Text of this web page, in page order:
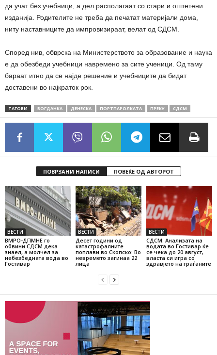
да учат без учебници, а дел располагаат со стари и оштетени
изданија. Родителите не треба да печатат материјали дома,
ниту наставниците да импровизираат, велат од СДСМ.
Според нив, обврска на Министерството за образование и наука
е да обезбеди учебници навремено за сите ученици. Од таму
бараат итно да се најде решение и учебниците да бидат
доставени во најкраток рок.
ТАГОВИ БОГДАНКА ДЕНЕСКА ПОРТПАРОЛКАТА ПРЕКУ СДСМ
ПОВРЗАНИ НАПИСИ ПОВЕЌЕ ОД АВТОРОТ
ВЕСТИ
ВМРО-ДПМНЕ го
обвини СДСМ дека
знаел, а молчел за
небезбедната вода во
Гостивар
ВЕСТИ
Десет години од
катастрофалните
поплави во Скопско: Во
невремето загинаа 22
лица
ВЕСТИ
СДСМ: Анализата на
водата во Гостивар ќе
се чека до 20 август,
власта си игра со
здравјето на граѓаните